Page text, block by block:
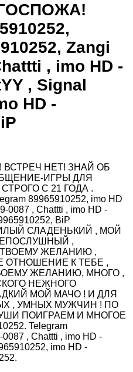
Zangi
, imo HD -
, Signal
HD -
ВСТРЕЧ НЕТ! ЗНАЙ ОБ
ИГРЫ ДЛЯ
С 21 ГОДА .
89965910252, imo HD
0087 , Chattti , imo HD -
BiP
СЛАДЕНЬКИЙ , МОЙ
,
ЖЕЛАНИЮ ,
ОТНОШЕНИЕ К ТЕБЕ ,
ЖЕЛАНИЮ, МНОГО ,
НЕЖНОГО
МОЙ МАЧО ! И ДЛЯ
, УМНЫХ МУЖЧИН ! ПО
ПОИГРАЕМ И МНОГОЕ
Telegram
, Chattti , imo HD -
imo HD -